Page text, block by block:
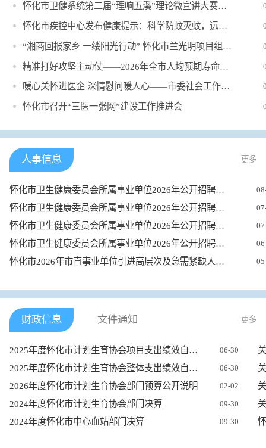
怀化市卫健系统第二届“理响五溪”理论微宣讲大赛举行
怀化市疾控中心发布健康提示：科学防蚊灭蚊，远离登革热、基孔肯...
“湘商回报家乡 一缕阳光行动” 怀化市兰光明项目组现场捐赠仪式...
精准打好攻坚主动仗——2026年全市人均预期寿命提升行动暨健康怀...
暖心关怀进医企 深情慰问暖人心——市委社会工作部走访慰问市民办...
怀化市召开“三医一张网”建设工作推进会
人事信息 更多
怀化市卫生健康委员会所属事业单位2026年公开招聘工作人员综合成...
怀化市卫生健康委员会所属事业单位2026年公开招聘工作人员笔试成...
怀化市卫生健康委员会所属事业单位2026年公开招聘工作人员部分岗...
怀化市卫生健康委员会所属事业单位2026年公开招聘工作人员公告
怀化市2026年市直事业单位引进高层次及急需紧缺人才综合成绩与入...
财政信息 文件通知 更多
2025年度怀化市计划生育协会项目支出绩效自评报告 06-30
2025年度怀化市计划生育协会整体支出绩效自评报告 06-30
2026年度怀化市计划生育协会部门预算公开说明 02-02
2024年度怀化市计划生育协会部门决算 09-30
2024年度怀化市中心血站部门决算 09-30